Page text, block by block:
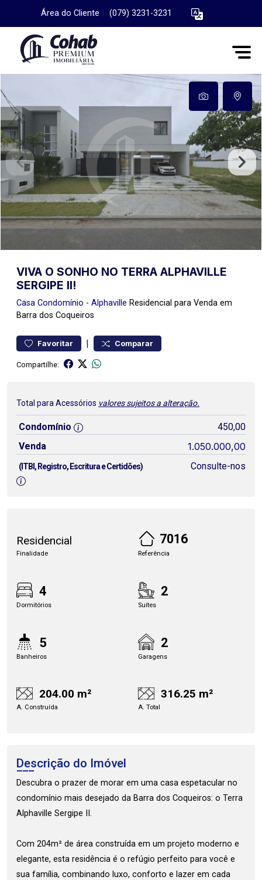
Área do Cliente (079) 3231-3231
VIVA O SONHO NO TERRA ALPHAVILLE
SERGIPE II!
Casa Condomínio - Alphaville Residencial para Venda em
Barra dos Coqueiros
Favoritar | Comparar
Compartilhe:
Total para Acessórios valores sujeitos a alteração.
Condomínio
450,00
Venda
1.050.000,00
(ITBI, Registro, Escritura e Certidões) Consulte-nos
Residencial
Finalidade
7016
Referência
4
Dormitórios
2
Suítes
5
Banheiros
2
Garagens
204.00 m²
A. Construída
316.25 m²
A. Total
Descrição do Imóvel
Descubra o prazer de morar em uma casa espetacular no
condomínio mais desejado da Barra dos Coqueiros: o Terra
Alphaville Sergipe II.
Com 204m² de área construída em um projeto moderno e
elegante, esta residência é o refúgio perfeito para você e
sua família, combinando luxo, conforto e lazer em cada